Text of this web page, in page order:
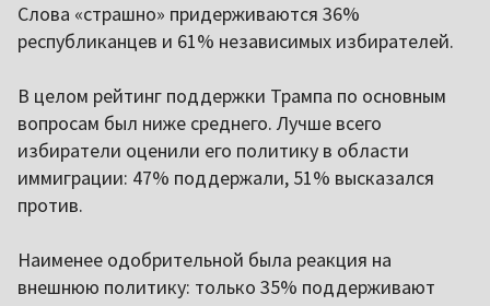
Слова «страшно» придерживаются 36%
республиканцев и 61% независимых избирателей.
В целом рейтинг поддержки Трампа по основным
вопросам был ниже среднего. Лучше всего
избиратели оценили его политику в области
иммиграции: 47% поддержали, 51% высказался
против.
Наименее одобрительной была реакция на
внешнюю политику: только 35% поддерживают